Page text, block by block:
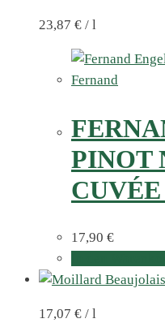
23,87 € / l
PINOT
17,90 €
17,07 € / l